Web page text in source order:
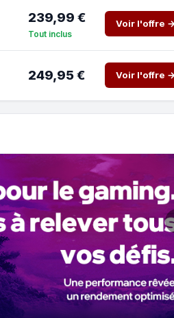
239,99 €
Tout inclus
Voir l'offre
249,95 € Voir l'offre